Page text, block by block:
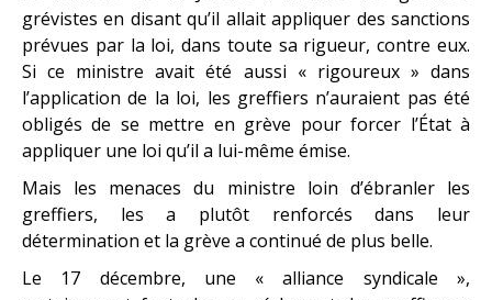
grévistes en disant qu’il allait appliquer des sanctions
prévues par la loi, dans toute sa rigueur, contre eux.
Si ce ministre avait été aussi « rigoureux » dans
l’application de la loi, les greffiers n’auraient pas été
obligés de se mettre en grève pour forcer l’État à
appliquer une loi qu’il a lui-même émise.
Mais les menaces du ministre loin d’ébranler les
greffiers, les a plutôt renforcés dans leur
détermination et la grève a continué de plus belle.
Le 17 décembre, une « alliance syndicale »,